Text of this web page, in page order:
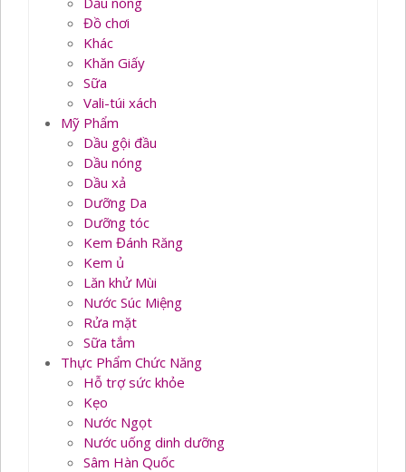
Đồ chơi
Khác
Khăn Giấy
Sữa
Vali-túi xách
Mỹ Phẩm
Dầu gội đầu
Dầu nóng
Dầu xả
Dưỡng Da
Dưỡng tóc
Kem Đánh Răng
Kem ủ
Lăn khử Mùi
Nước Súc Miệng
Rửa mặt
Sữa tắm
Thực Phẩm Chức Năng
Hỗ trợ sức khỏe
Kẹo
Nước Ngọt
Nước uống dinh dưỡng
Sâm Hàn Quốc